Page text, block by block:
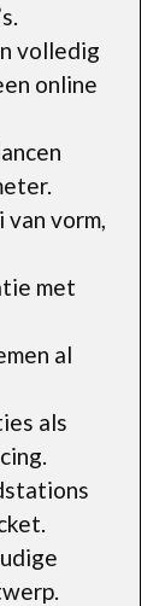
volledig
online
vorm,
met
al
als